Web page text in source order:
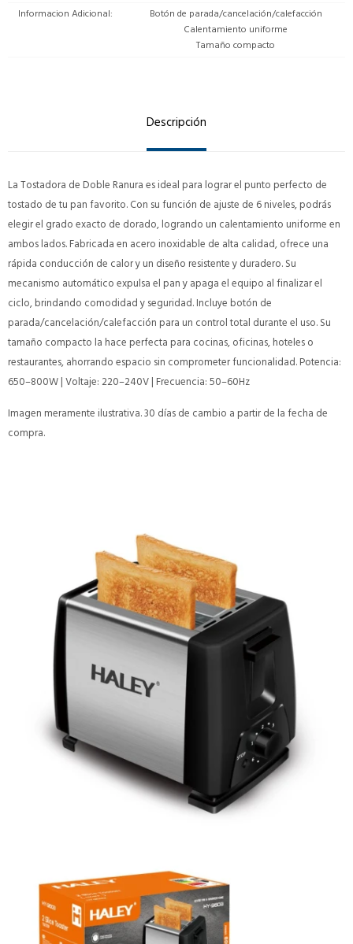
Informacion Adicional
Botón de parada/cancelación/calefacción
Calentamiento uniforme
Tamaño compacto
Descripción
La Tostadora de Doble Ranura es ideal para lograr el punto perfecto de
tostado de tu pan favorito. Con su función de ajuste de 6 niveles, podrás
elegir el grado exacto de dorado, logrando un calentamiento uniforme en
ambos lados. Fabricada en acero inoxidable de alta calidad, ofrece una
rápida conducción de calor y un diseño resistente y duradero. Su
mecanismo automático expulsa el pan y apaga el equipo al finalizar el
ciclo, brindando comodidad y seguridad. Incluye botón de
parada/cancelación/calefacción para un control total durante el uso. Su
tamaño compacto la hace perfecta para cocinas, oficinas, hoteles o
restaurantes, ahorrando espacio sin comprometer funcionalidad. Potencia:
650–800W | Voltaje: 220–240V | Frecuencia: 50–60Hz
Imagen meramente ilustrativa. 30 días de cambio a partir de la fecha de
compra.